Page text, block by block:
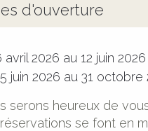
d'ouverture
avril 2026 au 12 juin 2026
juin 2026 au 31 octobre
serons heureux de
se font en